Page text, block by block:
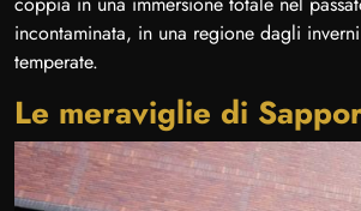
incontaminata, in una regione dagli
temperate.
Le meraviglie di